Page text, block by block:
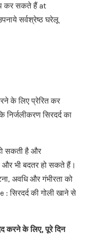
कर सकते हैं at
सर्वश्रेष्ठ घरेलू
के लिए प्रेरित कर
सिरदर्द का
सकती है और
भी बदतर हो सकते हैं।
अवधि और गंभीरता को
सिरदर्द की गोली खाने से
करने के लिए,पूरे दिन